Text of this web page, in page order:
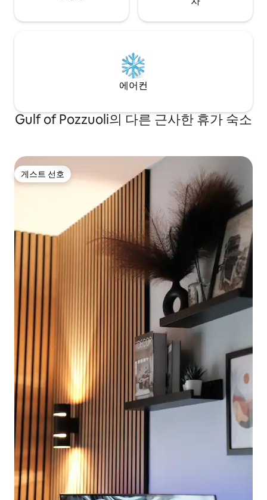
에어컨
Gulf of Pozzuoli의 다른 근사한 휴가 숙소
게스트 선호
게스트 선호